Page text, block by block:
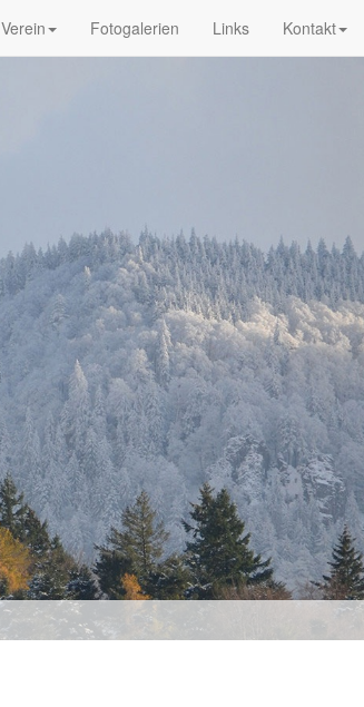
Verein Fotogalerien Links Kontakt